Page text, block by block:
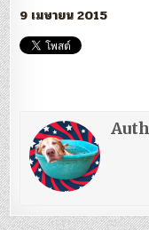
9 เมษายน 2015